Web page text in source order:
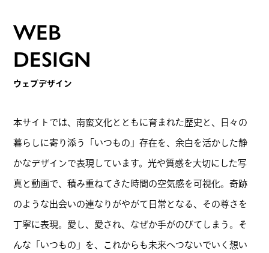
WEB
DESIGN
ウェブデザイン
本サイトでは、南蛮文化とともに育まれた歴史と、日々の
暮らしに寄り添う「いつもの」存在を、余白を活かした静
かなデザインで表現しています。光や質感を大切にした写
真と動画で、積み重ねてきた時間の空気感を可視化。奇跡
のような出会いの連なりがやがて日常となる、その尊さを
丁寧に表現。愛し、愛され、なぜか手がのびてしまう。そ
んな「いつもの」を、これからも未来へつないでいく想い